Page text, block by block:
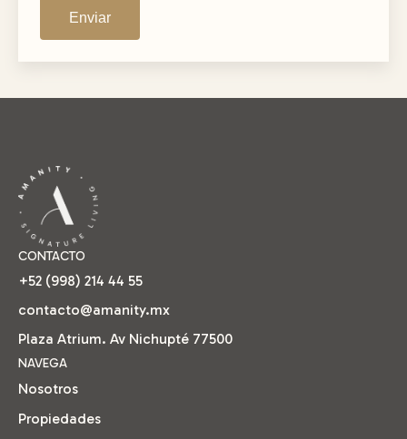
CONTACTO
+52 (998) 214 44 55
contacto@amanity.mx
Plaza Atrium. Av Nichupté 77500
NAVEGA
Nosotros
Propiedades